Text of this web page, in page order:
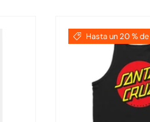
Hasta un 20 %